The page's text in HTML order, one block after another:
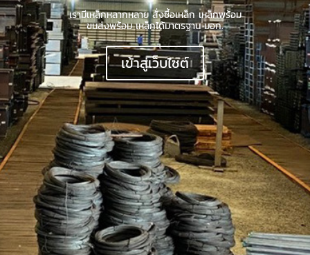
เรามีเหล็กหลากหลาย สั่งซื้อเหล็ก เหล็กพร้อม
ขนส่งพร้อม เหล็กได้มาตรฐาน มอก.
เข้าสู่เว็บไซต์